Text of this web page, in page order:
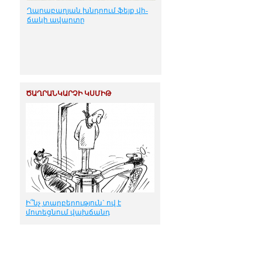
Ղա­րա­բա­ղ­յան խնդ­րում ֆեյք վի­
ճա­կի ա­վար­տը
ԾԱՂՐԱՆԿԱՐՉԻ ԿՍՄԻԹ
Ի՞նչ տարբերություն` ով է
մոտեցնում վախճանդ